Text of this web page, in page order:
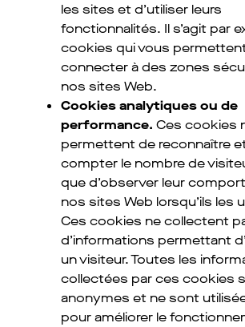
les sites et d’utiliser leurs
fonctionnalités. Il s’agit par
cookies qui vous
connecter à des zones
nos sites Web.
Cookies analytiques ou de
performance. Ces cookies
permettent de reconnaître
compter le nombre de
que d’observer leur
nos sites Web lorsqu’ils les
Ces cookies ne collectent
d’informations permettant
un visiteur. Toutes les
collectées par ces cookies
anonymes et ne sont
pour améliorer le